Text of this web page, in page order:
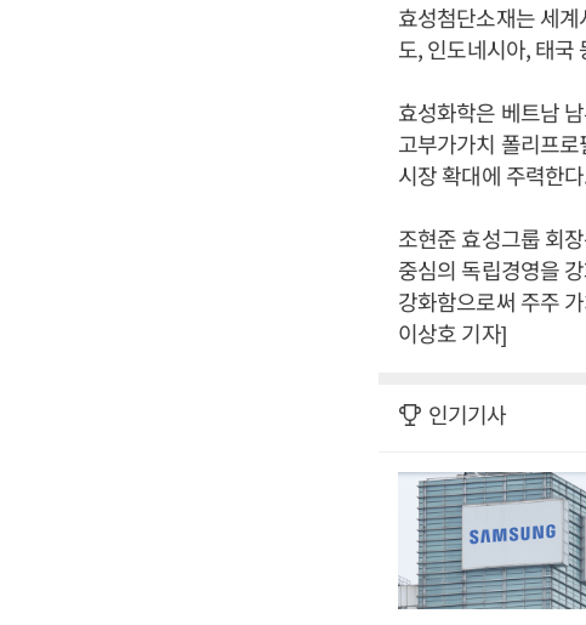
효성첨단소재는 세
도, 인도네시아, 태국
효성화학은 베트남
고부가가치 폴리프
시장 확대에 주력한
조현준 효성그룹 회
중심의 독립경영을
강화함으로써 주주
이상호 기자]
인기기사